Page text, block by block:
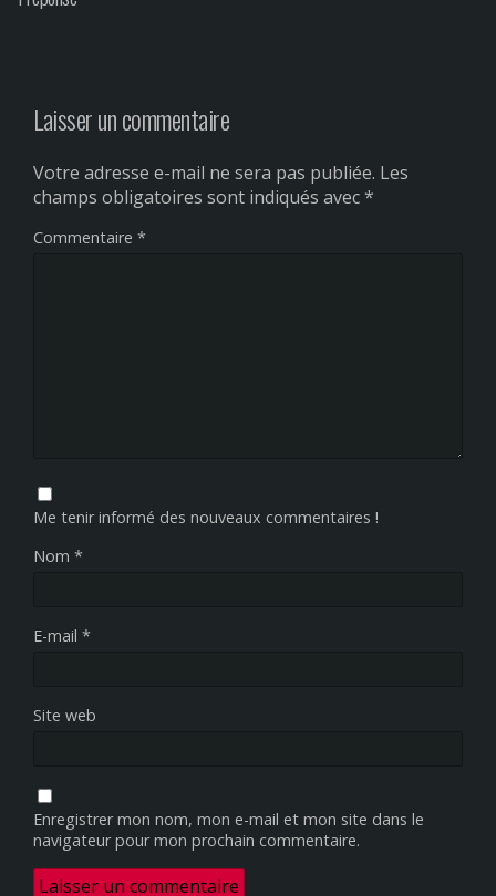
Laisser un commentaire
Votre adresse e-mail ne sera pas publiée. Les
champs obligatoires sont indiqués avec*
Commentaire *
Me tenir informé des nouveaux commentaires !
Nom *
E-mail *
Site web
Enregistrer mon nom, mon e-mail et mon site dans le
navigateur pour mon prochain commentaire.